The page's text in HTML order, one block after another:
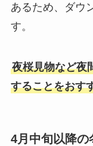
あるため、ダウ
す。
夜桜見物など夜
することをおす
4月中旬以降の